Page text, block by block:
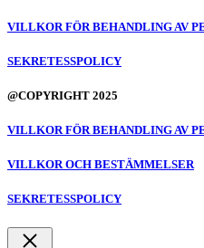
VILLKOR FÖR BEHANDLING AV
SEKRETESSPOLICY
@COPYRIGHT 2025
VILLKOR FÖR BEHANDLING AV
VILLKOR OCH BESTÄMMELSER
SEKRETESSPOLICY